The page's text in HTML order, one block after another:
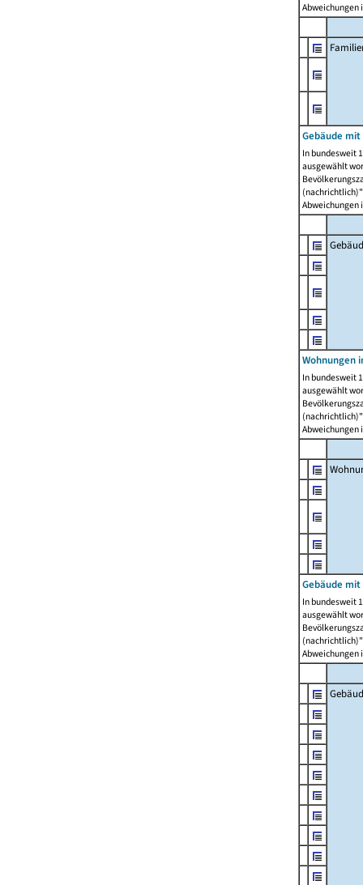
Abweichungen
Gebäude
In bundesweit
ausgewählt
Abweichungen
Wohnungen
In bundesweit
ausgewählt
Abweichungen
Gebäude
In bundesweit
ausgewählt
Abweichungen